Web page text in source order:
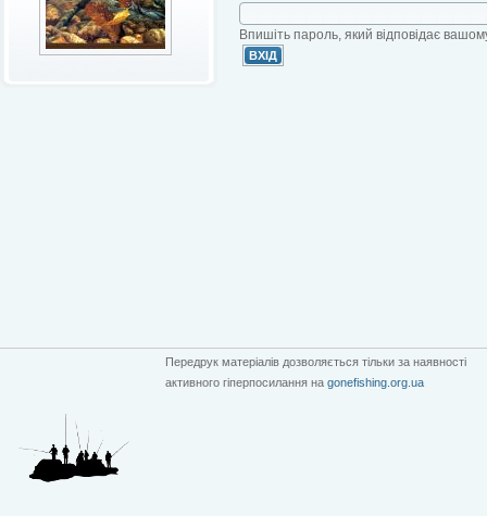
Впишіть пароль, який відповідає
Передрук матеріалів дозволяється тільки за наявності
активного гіперпосилання на gonefishing.org.ua